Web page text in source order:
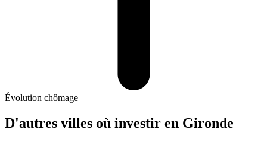
Évolution chômage
D'autres villes où investir en Gironde